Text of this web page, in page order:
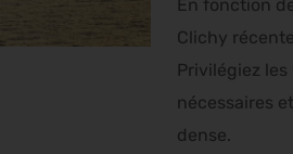
En fonction
Clichy
Privilégiez
nécessaires
dense.